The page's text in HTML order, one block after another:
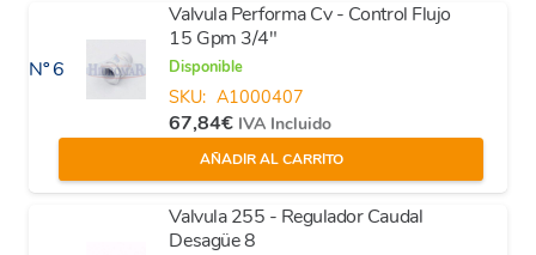
Nº 6
Valvula Performa Cv - Control Flujo
15 Gpm 3/4"
Disponible
SKU: A1000407
67,84€ IVA Incluido
AÑADIR AL CARRITO
Valvula 255 - Regulador Caudal
Desagüe 8